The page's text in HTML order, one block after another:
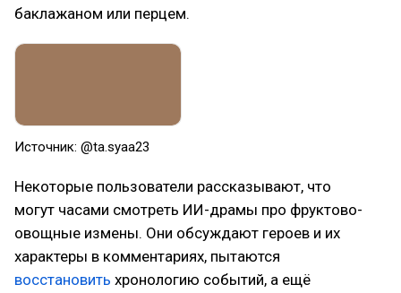
баклажаном или перцем.
Источник: @ta.syaa23
Некоторые пользователи рассказывают, что
могут часами смотреть ИИ-драмы про фруктово-
овощные измены. Они обсуждают героев и их
характеры в комментариях, пытаются
восстановить хронологию событий, а ещё